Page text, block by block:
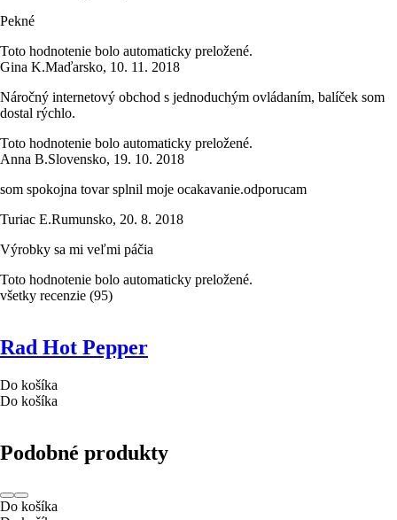
Pekné
Toto hodnotenie bolo automaticky preložené.
Gina K.Maďarsko, 10. 11. 2018
Náročný internetový obchod s jednoduchým ovládaním, balíček som
dostal rýchlo.
Toto hodnotenie bolo automaticky preložené.
Anna B.Slovensko, 19. 10. 2018
som spokojna tovar splnil moje ocakavanie.odporucam
Turiac E.Rumunsko, 20. 8. 2018
Výrobky sa mi veľmi páčia
Toto hodnotenie bolo automaticky preložené.
všetky recenzie (95)
Rad Hot Pepper
Do košíka
Do košíka
Podobné produkty
Do košíka